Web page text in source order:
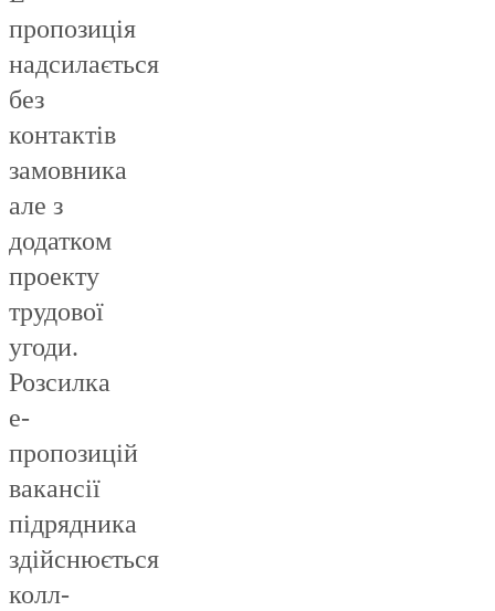
пропозиція
надсилається
без
контактів
замовника
але з
додатком
проекту
трудової
угоди.
Розсилка
е-
пропозицій
вакансії
підрядника
здійснюється
колл-